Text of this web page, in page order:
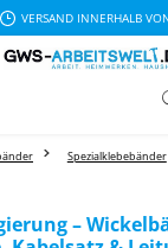
VERSAND INNERHALB
Spezialklebebänder
–